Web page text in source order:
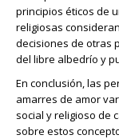
principios éticos de
religiosas
decisiones de otras
del libre albedrío y
En conclusión, las
amarres de amor
social y religioso de
sobre estos